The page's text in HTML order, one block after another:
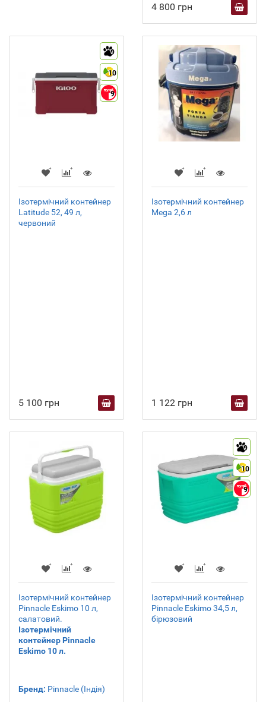
4 800 грн
9
10
9
Ізотермічний контейнер
Latitude 52, 49 л,
червоний
5 100 грн
Ізотермічний контейнер
Mega 2,6 л
1 122 грн
Ізотермічний контейнер
Pinnacle Eskimo 10 л,
салатовий.
Ізотермічний
контейнер Pinnacle
Eskimo 10 л.
Бренд: Pinnacle (Індія)
9
10
9
Ізотермічний контейнер
Pinnacle Eskimo 34,5 л,
бірюзовий